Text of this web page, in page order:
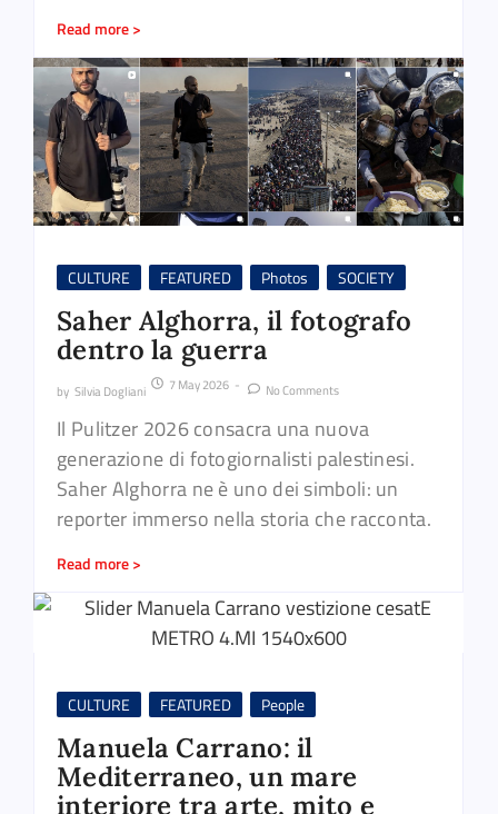
Read more >
CULTURE FEATURED Photos SOCIETY
Saher Alghorra, il fotografo
dentro la guerra
by Silvia Dogliani 7 May 2026 - No Comments
Il Pulitzer 2026 consacra una nuova
generazione di fotogiornalisti palestinesi.
Saher Alghorra ne è uno dei simboli: un
reporter immerso nella storia che racconta.
Read more >
CULTURE FEATURED People
Manuela Carrano: il
Mediterraneo, un mare
interiore tra arte, mito e